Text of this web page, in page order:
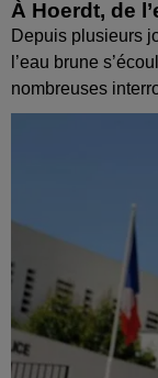
À Hoerdt, de
Depuis plusieurs
l’eau brune
nombreuses